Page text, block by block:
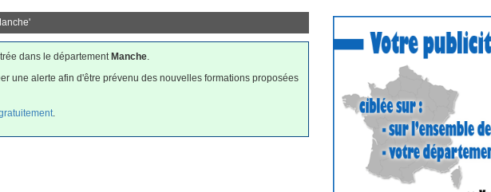
'
dans le département Manche
une alerte afin d'être prévenu des nouvelles formations proposées